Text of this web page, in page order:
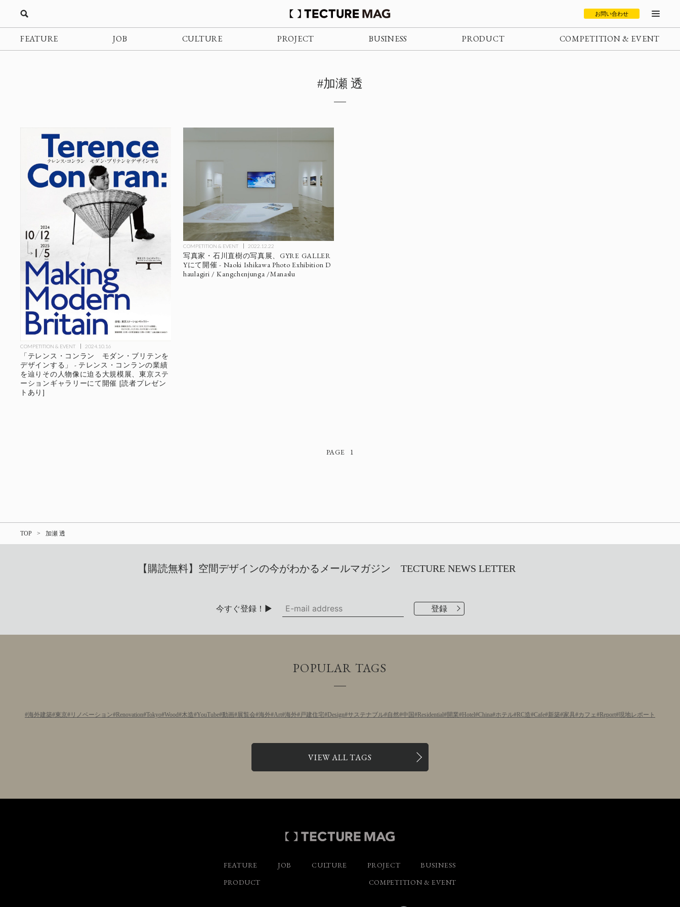
お問い合わせ
FEATURE JOB CULTURE PROJECT BUSINESS PRODUCT COMPETITION & EVENT
#加瀬 透
COMPETITION & EVENT 2024.10.16
「テレンス・コンラン モダン・ブリテンを
デザインする」 - テレンス・コンランの業績
を辿りその人物像に迫る大規模展、東京ステ
ーションギャラリーにて開催 [読者プレゼン
トあり]
COMPETITION & EVENT 2022.12.22
写真家・石川直樹の写真展、GYRE GALLER
Yにて開催 - Naoki Ishikawa Photo Exhibition D
haulagiri / Kangchenjunga /Manaslu
1
TOP 加瀬 透
【購読無料】空間デザインの今がわかるメールマガジン TECTURE NEWS LETTER
今すぐ登録！▶
POPULAR TAGS
海外建築 東京 リノベーション Renovation Tokyo Wood 木造 YouTube 動画 展覧会 海外 Art 海外 戸建住宅 Design サステナブル 自然 中国 Residential 開業 Hotel China ホテル RC造 Cafe 新築 家具 カフェ Report 現地レポート
VIEW ALL TAGS
FEATURE JOB CULTURE PROJECT
BUSINESS
PRODUCT
COMPETITION & EVENT